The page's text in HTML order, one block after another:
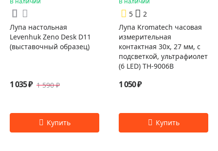
Лупа настольная
Levenhuk Zeno Desk D11
(выставочный образец)
1 035 ₽ 1 590 ₽
5
2
Лупа Kromatech часовая
измерительная
контактная 30х, 27 мм, с
подсветкой, ультрафиолет
(6 LED) TH-9006B
1 050 ₽